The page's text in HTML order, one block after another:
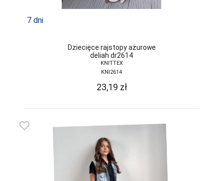
7 dni
Dziecięce rajstopy ażurowe
deliah dr2614
KNITTEX
KNI2614
23,19 zł
favorite_border